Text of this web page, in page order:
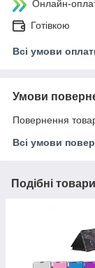
Онлайн-
Готівкою
Всі умови
Умови
Повернення
Всі умови
Подібні